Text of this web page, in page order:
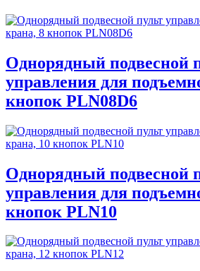
Однорядный подвесной
управления для
кнопок PLN08D6
Однорядный подвесной
управления для
кнопок PLN10